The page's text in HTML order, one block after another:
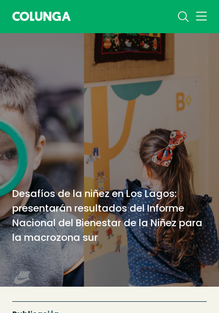
Desafíos de la niñez en Los Lagos:
presentarán resultados del Informe
Nacional del Bienestar de la Niñez para
la macrozona sur